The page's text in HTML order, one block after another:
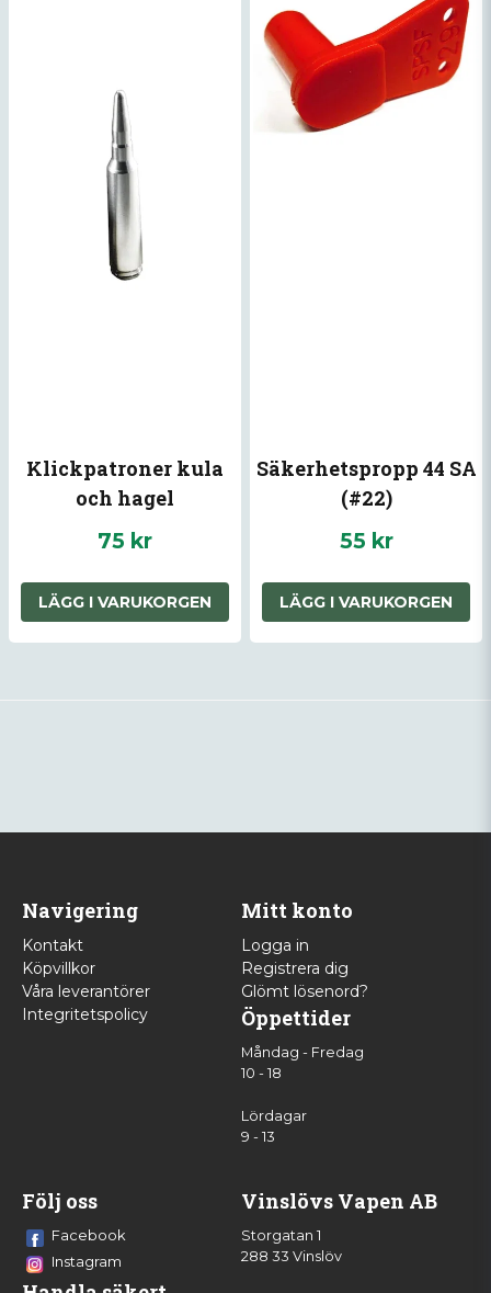
Klickpatroner kula
och hagel
75 kr
LÄGG I VARUKORGEN
Säkerhetspropp 44 SA
(#22)
55 kr
LÄGG I VARUKORGEN
Navigering
Kontakt
Köpvillkor
Våra leverantörer
Integritetspolicy
Mitt konto
Logga in
Registrera dig
Glömt lösenord?
Öppettider
Måndag - Fredag
10 - 18
Lördagar
9 - 13
Följ oss
Facebook
Instagram
Vinslövs Vapen AB
Storgatan 1
288 33 Vinslöv